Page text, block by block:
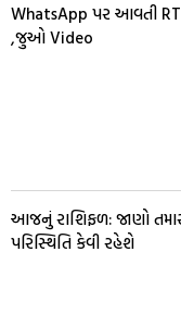
WhatsApp પર આવતી
,જુઓ Video
આજનું રાશિફળ: જાણો
પરિસ્થિતિ કેવી રહેશે